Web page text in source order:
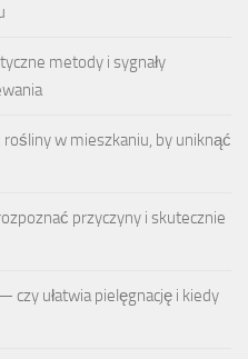
metody i sygnały
rośliny w mieszkaniu, by uniknąć
przyczyny i skutecznie
czy ułatwia pielęgnację i kiedy